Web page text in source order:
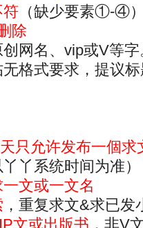
（缺少要素①-④
除
创网名、vip或V等字
无格式要求，提议
只允许发布一個求
丫系统时间为准）
文或一文名
，重复求文&求已
文或出版书 ，非V